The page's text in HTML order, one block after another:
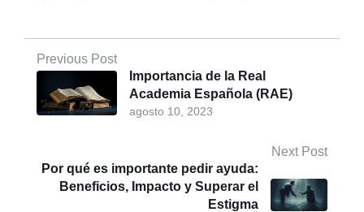
Previous Post
agosto 10, 2023
Importancia de la Real
Academia Española (RAE)
Next Post
Por qué es importante pedir ayuda:
Beneficios, Impacto y Superar el
Estigma